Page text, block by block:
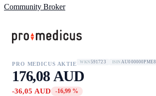
Community Broker
PRO MEDICUS AKTIE WKN 591723 ISIN AU000000PME8
176,08 AUD
-36,05 AUD -16,99 %